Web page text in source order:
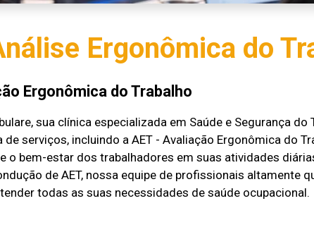
Ergonômica do
Ergonômica do Trabalho
sua clínica especializada em Saúde e Segurança do
de serviços, incluindo a AET - Avaliação Ergonômica do
o bem-estar dos trabalhadores em suas atividades
de AET, nossa equipe de profissionais altamente
todas as suas necessidades de saúde ocupacional.